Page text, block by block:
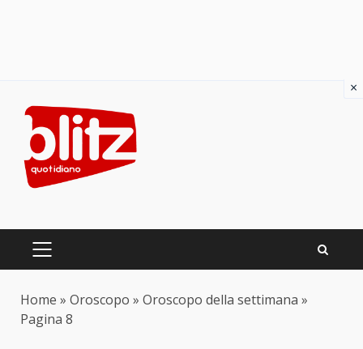
content
PRIMARY
Home » Oroscopo » Oroscopo della settimana »
Pagina 8
×